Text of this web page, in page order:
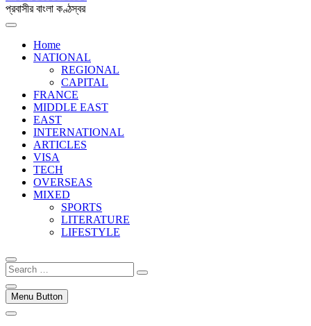
প্রবাসীর বাংলা কণ্ঠস্বর
Home
NATIONAL
REGIONAL
CAPITAL
FRANCE
MIDDLE EAST
EAST
INTERNATIONAL
ARTICLES
VISA
TECH
OVERSEAS
MIXED
SPORTS
LITERATURE
LIFESTYLE
Search
…
Menu Button